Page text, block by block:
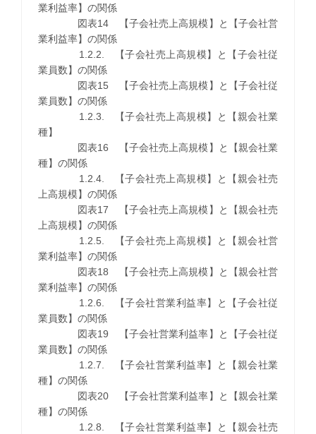
業利益率】の関係
図表14 【子会社売上高規模】と【子会社営
業利益率】の関係
1.2.2. 【子会社売上高規模】と【子会社従
業員数】の関係
図表15 【子会社売上高規模】と【子会社従
業員数】の関係
1.2.3. 【子会社売上高規模】と【親会社業
種】
図表16 【子会社売上高規模】と【親会社業
種】の関係
1.2.4. 【子会社売上高規模】と【親会社売
上高規模】の関係
図表17 【子会社売上高規模】と【親会社売
上高規模】の関係
1.2.5. 【子会社売上高規模】と【親会社営
業利益率】の関係
図表18 【子会社売上高規模】と【親会社営
業利益率】の関係
1.2.6. 【子会社営業利益率】と【子会社従
業員数】の関係
図表19 【子会社営業利益率】と【子会社従
業員数】の関係
1.2.7. 【子会社営業利益率】と【親会社業
種】の関係
図表20 【子会社営業利益率】と【親会社業
種】の関係
1.2.8. 【子会社営業利益率】と【親会社売